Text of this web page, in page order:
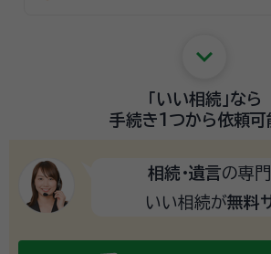
keyboard_arrow_down
「いい相続」なら
手続き1つから依頼可
相続・遺言の専
いい相続が無料